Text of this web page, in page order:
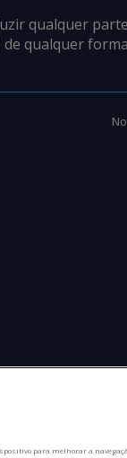
qualquer
qualquer
para melhorar a